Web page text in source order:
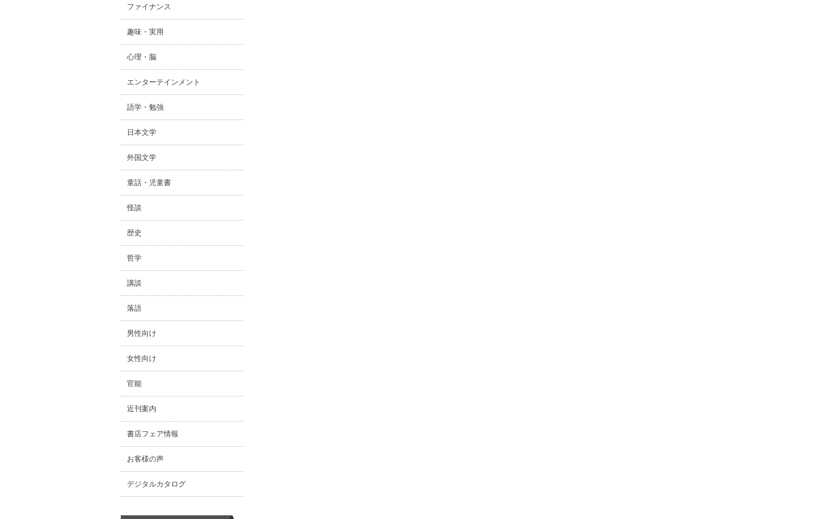
ファイナンス
趣味・実用
心理・脳
エンターテインメント
語学・勉強
日本文学
外国文学
童話・児童書
怪談
歴史
哲学
講談
落語
男性向け
女性向け
官能
近刊案内
書店フェア情報
お客様の声
デジタルカタログ